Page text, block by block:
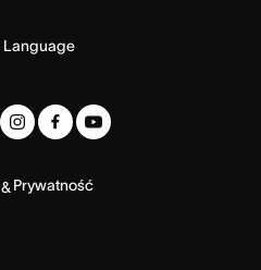
Language
& Prywatność